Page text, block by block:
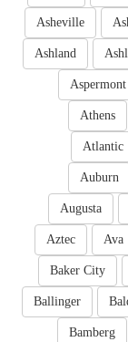
Asheville
Ashland
Aspermont
Athens
Atlantic
Auburn
Augusta
Ava
Aztec
Baker City
Ballinger
Bamberg